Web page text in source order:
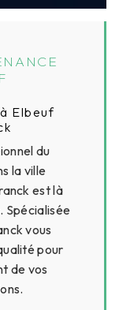
Elbeuf
du
la ville
est là
Spécialisée
vous
pour
de vos